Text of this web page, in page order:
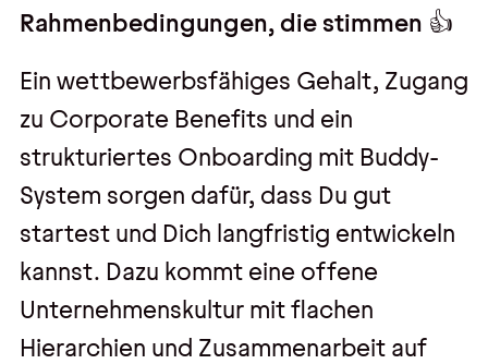
Rahmenbedingungen, die stimmen 👍
Ein wettbewerbsfähiges Gehalt, Zugang
zu Corporate Benefits und ein
strukturiertes Onboarding mit Buddy-
System sorgen dafür, dass Du gut
startest und Dich langfristig entwickeln
kannst. Dazu kommt eine offene
Unternehmenskultur mit flachen
Hierarchien und Zusammenarbeit auf